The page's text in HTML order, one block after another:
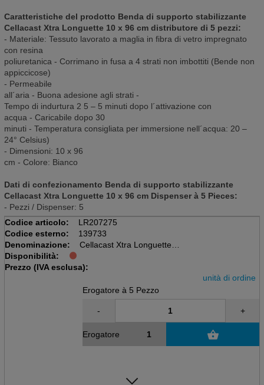
Caratteristiche del prodotto Benda di supporto stabilizzante
Cellacast Xtra Longuette 10 x 96 cm distributore di 5 pezzi:
- Materiale: Tessuto lavorato a maglia in fibra di vetro impregnato
con resina
poliuretanica - Corrimano in fusa a 4 strati non imbottiti (Bende non
appiccicose)
- Permeabile
all´aria - Buona adesione agli strati -
Tempo di indurtura 2 5 – 5 minuti dopo l´attivazione con
acqua - Caricabile dopo 30
minuti - Temperatura consigliata per immersione nell´acqua: 20 –
24° Celsius)
- Dimensioni: 10 x 96
cm - Colore: Bianco
Dati di confezionamento Benda di supporto stabilizzante
Cellacast Xtra Longuette 10 x 96 cm Dispenser à 5 Pieces:
- Pezzi / Dispenser: 5
Codice articolo:
LR207275
Codice esterno:
139733
Denominazione:
Cellacast Xtra Longuette
10cmx96cm, non imbottito, 4 pieghe
Disponibilità:
Prezzo (IVA esclusa):
unità di ordine
Erogatore à 5 Pezzo
- +
Erogatore